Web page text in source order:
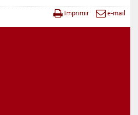
Imprimir e-mail